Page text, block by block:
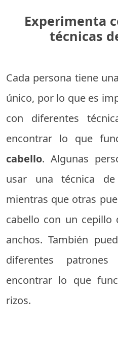
Experimenta
técnicas
Cada persona tiene
único, por lo que es
con diferentes
encontrar lo que
cabello. Algunas
usar una técnica
mientras que otras
cabello con un cepillo
anchos. También
diferentes
encontrar lo que
rizos.